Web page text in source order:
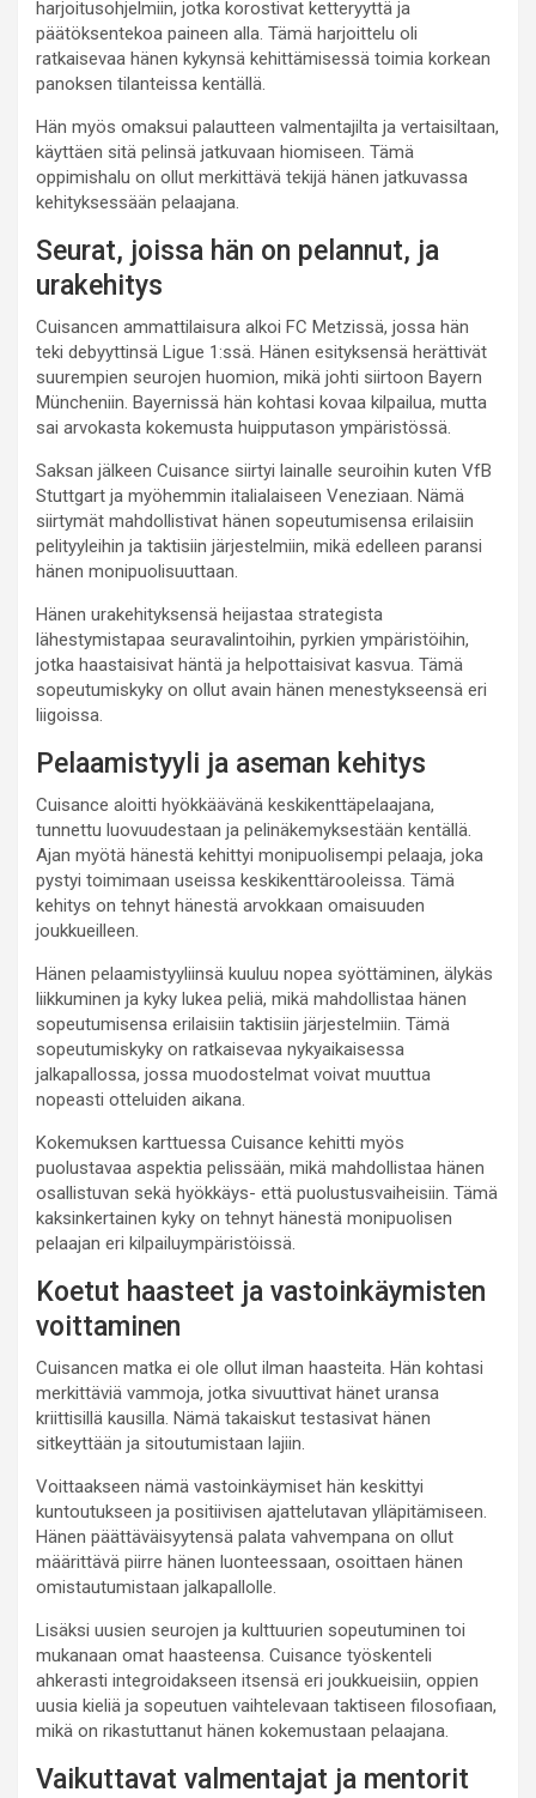
harjoitusohjelmiin, jotka korostivat ketteryyttä ja
päätöksentekoa paineen alla. Tämä harjoittelu oli
ratkaisevaa hänen kykynsä kehittämisessä toimia korkean
panoksen tilanteissa kentällä.
Hän myös omaksui palautteen valmentajilta ja vertaisiltaan,
käyttäen sitä pelinsä jatkuvaan hiomiseen. Tämä
oppimishalu on ollut merkittävä tekijä hänen jatkuvassa
kehityksessään pelaajana.
Seurat, joissa hän on pelannut, ja
urakehitys
Cuisancen ammattilaisura alkoi FC Metzissä, jossa hän
teki debyyttinsä Ligue 1:ssä. Hänen esityksensä herättivät
suurempien seurojen huomion, mikä johti siirtoon Bayern
Müncheniin. Bayernissä hän kohtasi kovaa kilpailua, mutta
sai arvokasta kokemusta huipputason ympäristössä.
Saksan jälkeen Cuisance siirtyi lainalle seuroihin kuten VfB
Stuttgart ja myöhemmin italialaiseen Veneziaan. Nämä
siirtymät mahdollistivat hänen sopeutumisensa erilaisiin
pelityyleihin ja taktisiin järjestelmiin, mikä edelleen paransi
hänen monipuolisuuttaan.
Hänen urakehityksensä heijastaa strategista
lähestymistapaa seuravalintoihin, pyrkien ympäristöihin,
jotka haastaisivat häntä ja helpottaisivat kasvua. Tämä
sopeutumiskyky on ollut avain hänen menestykseensä eri
liigoissa.
Pelaamistyyli ja aseman kehitys
Cuisance aloitti hyökkäävänä keskikenttäpelaajana,
tunnettu luovuudestaan ja pelinäkemyksestään kentällä.
Ajan myötä hänestä kehittyi monipuolisempi pelaaja, joka
pystyi toimimaan useissa keskikenttärooleissa. Tämä
kehitys on tehnyt hänestä arvokkaan omaisuuden
joukkueilleen.
Hänen pelaamistyyliinsä kuuluu nopea syöttäminen, älykäs
liikkuminen ja kyky lukea peliä, mikä mahdollistaa hänen
sopeutumisensa erilaisiin taktisiin järjestelmiin. Tämä
sopeutumiskyky on ratkaisevaa nykyaikaisessa
jalkapallossa, jossa muodostelmat voivat muuttua
nopeasti otteluiden aikana.
Kokemuksen karttuessa Cuisance kehitti myös
puolustavaa aspektia pelissään, mikä mahdollistaa hänen
osallistuvan sekä hyökkäys- että puolustusvaiheisiin. Tämä
kaksinkertainen kyky on tehnyt hänestä monipuolisen
pelaajan eri kilpailuympäristöissä.
Koetut haasteet ja vastoinkäymisten
voittaminen
Cuisancen matka ei ole ollut ilman haasteita. Hän kohtasi
merkittäviä vammoja, jotka sivuuttivat hänet uransa
kriittisillä kausilla. Nämä takaiskut testasivat hänen
sitkeyttään ja sitoutumistaan lajiin.
Voittaakseen nämä vastoinkäymiset hän keskittyi
kuntoutukseen ja positiivisen ajattelutavan ylläpitämiseen.
Hänen päättäväisyytensä palata vahvempana on ollut
määrittävä piirre hänen luonteessaan, osoittaen hänen
omistautumistaan jalkapallolle.
Lisäksi uusien seurojen ja kulttuurien sopeutuminen toi
mukanaan omat haasteensa. Cuisance työskenteli
ahkerasti integroidakseen itsensä eri joukkueisiin, oppien
uusia kieliä ja sopeutuen vaihtelevaan taktiseen filosofiaan,
mikä on rikastuttanut hänen kokemustaan pelaajana.
Vaikuttavat valmentajat ja mentorit